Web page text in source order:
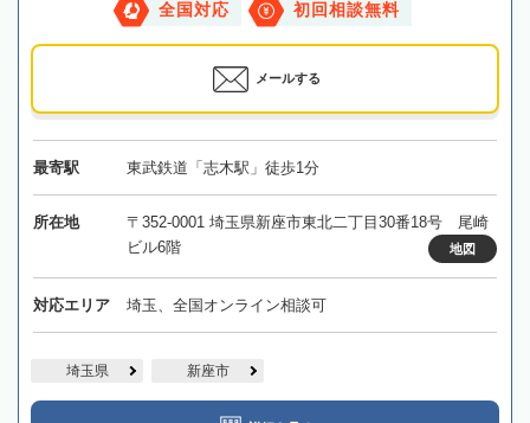
全国対応 初回相談無料
メールする
最寄駅 東武鉄道「志木駅」徒歩1分
所在地
〒352-0001 埼玉県新座市東北二丁目30番18号 尾崎
ビル6階
地図
対応エリア 埼玉、全国オンライン相談可
埼玉県 新座市